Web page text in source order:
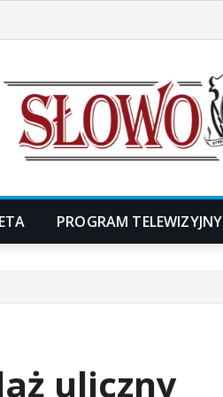
PROGRAM TELEWIZYJNY
uliczny